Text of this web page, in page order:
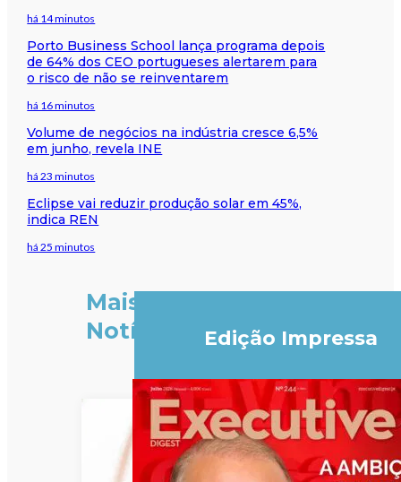
há 14 minutos
Porto Business School lança programa depois
de 64% dos CEO portugueses alertarem para
o risco de não se reinventarem
há 16 minutos
Volume de negócios na indústria cresce 6,5%
em junho, revela INE
há 23 minutos
Eclipse vai reduzir produção solar em 45%,
indica REN
há 25 minutos
Mais
Notícias
Edição Impressa